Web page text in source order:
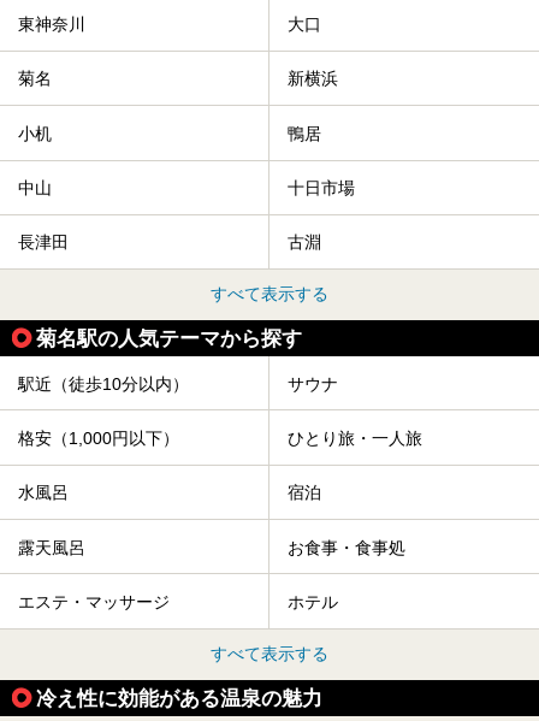
東神奈川 大口
菊名 新横浜
小机 鴨居
中山 十日市場
長津田 古淵
すべて表示する
菊名駅の人気テーマから探す
駅近（徒歩10分以内） サウナ
格安（1,000円以下） ひとり旅・一人旅
水風呂 宿泊
露天風呂 お食事・食事処
エステ・マッサージ ホテル
すべて表示する
冷え性に効能がある温泉の魅力